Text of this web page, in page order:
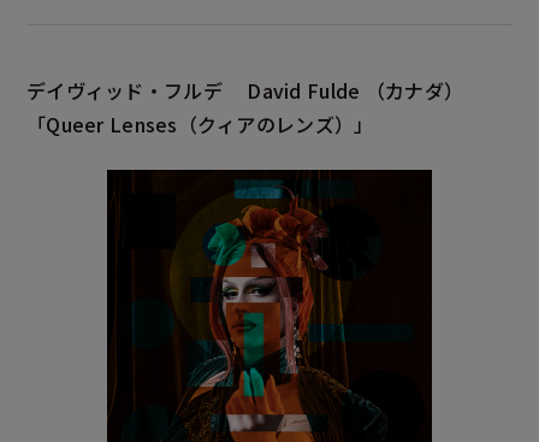
デイヴィッド・フルデ David Fulde
（カナダ）
「Queer Lenses （クィアのレンズ）」